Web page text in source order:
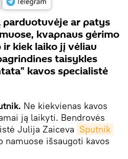
parduotuvėje ar patys
kvapnaus gėrimo
kiek laiko jį vėliau
taisykles
kavos specialistė
Ne kiekvienas kavos
ją laikyti. Bendrovės
Julija Zaiceva Sputnik
namuose išsaugoti kavos